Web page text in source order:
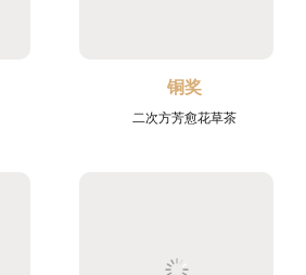
铜奖
二次方芳愈花草茶